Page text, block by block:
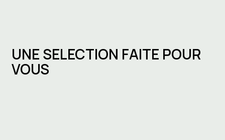
UNE SELECTION FAITE POUR
VOUS